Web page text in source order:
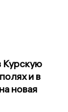
Курскую
и в
новая